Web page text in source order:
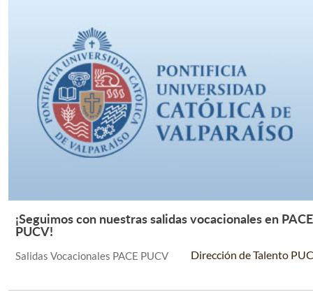
Leer Más +
¡Seguimos con nuestras salidas vocacionales en PACE
PUCV!
Salidas Vocacionales PACE PUCV Dirección de Talento